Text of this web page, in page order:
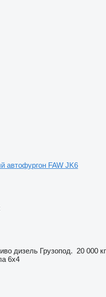
автофургон FAW JK6
дизель Грузопод. 20 000 кг
6x4